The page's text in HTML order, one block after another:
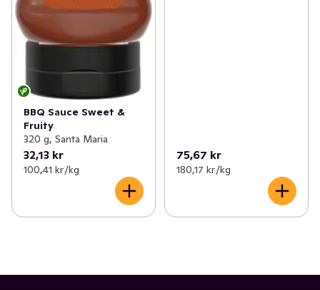
BBQ Sauce Sweet &
Fruity
320 g, Santa Maria
32,13 kr
100,41 kr /kg
75,67 kr
180,17 kr /kg